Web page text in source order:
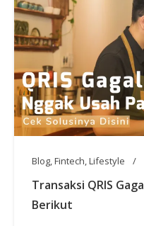
Blog,Fintech,Lifestyle
Transaksi QRIS
Berikut